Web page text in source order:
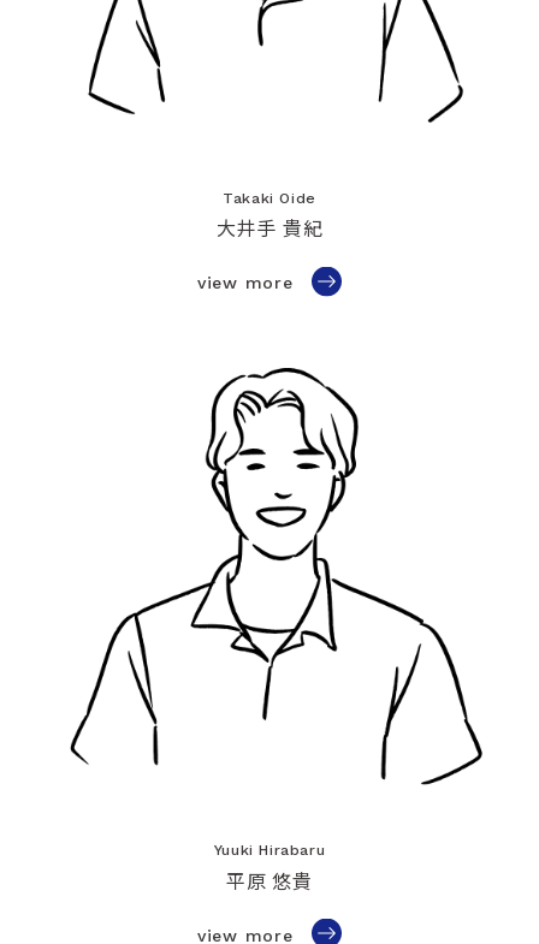
Takaki Oide
大井手 貴紀
view more
Yuuki Hirabaru
平原 悠貴
view more